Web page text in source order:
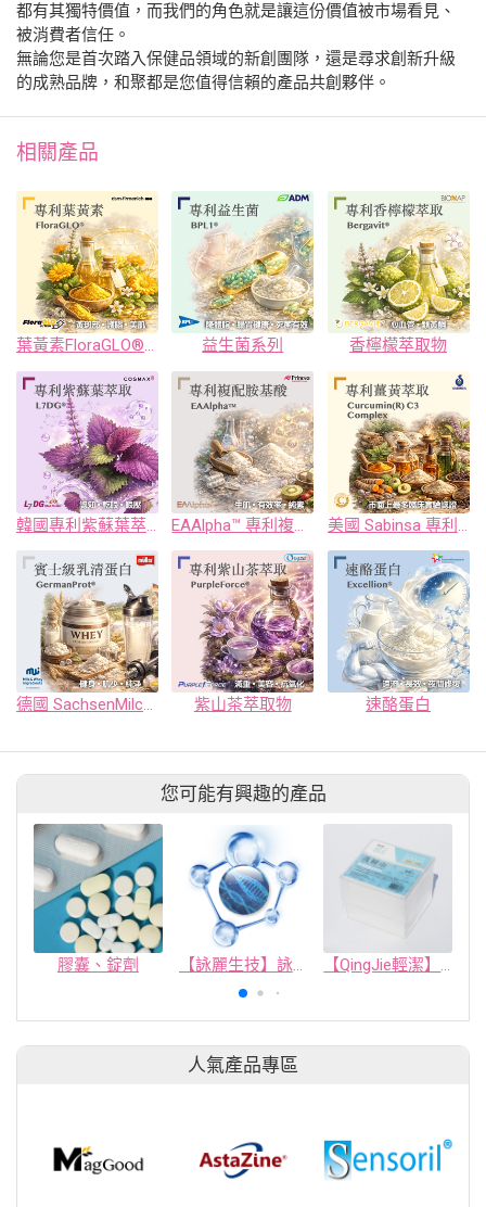
都有其獨特價值，而我們的角色就是讓這份價值被市場看見、
被消費者信任。
無論您是首次踏入保健品領域的新創團隊，還是尋求創新升級
的成熟品牌，和聚都是您值得信賴的產品共創夥伴。
相關產品
葉黃素FloraGLO® / 玉米黃素ZeaONE® / 沛力肽® 水解酪蛋白胜肽 / Quali®-Blends 益生菌系列 香檸檬萃取物
德國 SachsenMilch 賓士級乳清 紫山茶萃取物 速酪蛋白
您可能有興趣的產品
膠囊、錠劑 【詠麗生技】詠麗獨家原料/創新肌因工程/EGF修護肌膚專家 【QingJie輕潔】肌膚護理巾/美容巾/洗臉巾-塑膠收納盒(50片)
人氣產品專區